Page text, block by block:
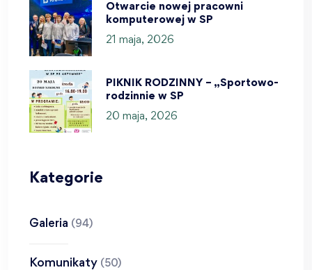
Otwarcie nowej pracowni
komputerowej w SP
21 maja, 2026
PIKNIK RODZINNY – „Sportowo-
rodzinnie w SP
20 maja, 2026
Kategorie
Galeria (94)
Komunikaty (50)